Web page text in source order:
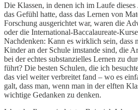
Die Klassen, in denen ich im Laufe
das Gefühl hatte, dass das Lernen von
Forschung ausgerichtet war, waren die
oder die International-Baccalaureate-
Nachdenken: Kann es wirklich sein, dass
Kinder an der Schule imstande sind, die
bei der echtes substanzielles Lernen zu
führt? Die besten Schulen, die ich
das viel weiter verbreitet fand – wo es
galt, dass man, wenn man in der elften
wichtige Gedanken zu denken.